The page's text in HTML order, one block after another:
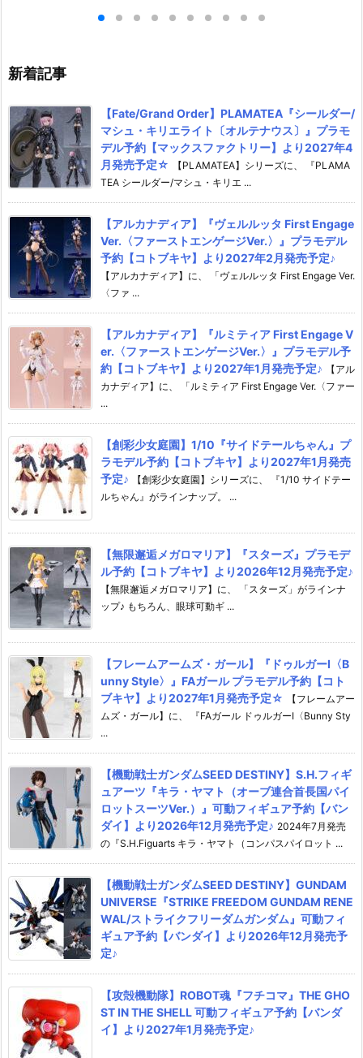
～』シュガーカップス 1/12 ドー
新着記事
【Fate/Grand Order】PLAMATEA『シールダー/
マシュ・キリエライト〔オルテナウス〕』プラモ
デル予約【マックスファクトリー】より2027年4
月発売予定☆
【PLAMATEA】シリーズに、 『PLAMA
TEA シールダー/マシュ・キリエ ...
【アルカナディア】『ヴェルルッタ First Engage
Ver.〈ファーストエンゲージVer.〉』プラモデル
予約【コトブキヤ】より2027年2月発売予定♪
【アルカナディア】に、 「ヴェルルッタ First Engage Ver.
〈ファ ...
【アルカナディア】『ルミティア First Engage V
er.〈ファーストエンゲージVer.〉』プラモデル予
約【コトブキヤ】より2027年1月発売予定♪
【アル
カナディア】に、 「ルミティア First Engage Ver.〈ファー
...
【創彩少女庭園】1/10『サイドテールちゃん』プ
ラモデル予約【コトブキヤ】より2027年1月発売
予定♪
【創彩少女庭園】シリーズに、 『1/10 サイドテー
ルちゃん』がラインナップ。 ...
【無限邂逅メガロマリア】『スターズ』プラモデ
ル予約【コトブキヤ】より2026年12月発売予定♪
【無限邂逅メガロマリア】に、 「スターズ」がラインナ
ップ♪ もちろん、眼球可動ギ ...
【フレームアームズ・ガール】『ドゥルガーI〈B
unny Style〉』FAガール プラモデル予約【コト
ブキヤ】より2027年1月発売予定☆
【フレームアー
ムズ・ガール】に、 『FAガール ドゥルガーI〈Bunny Sty
...
【機動戦士ガンダムSEED DESTINY】S.H.フィギ
ュアーツ『キラ・ヤマト（オーブ連合首長国パイ
ロットスーツVer.）』可動フィギュア予約【バン
ダイ】より2026年12月発売予定♪ 2024年7月発売
の『S.H.Figuarts キラ・ヤマト（コンパスパイロット ...
【機動戦士ガンダムSEED DESTINY】GUNDAM
UNIVERSE『STRIKE FREEDOM GUNDAM RENE
WAL/ストライクフリーダムガンダム』可動フィ
ギュア予約【バンダイ】より2026年12月発売予
定♪
【攻殻機動隊】ROBOT魂『フチコマ』THE GHO
ST IN THE SHELL 可動フィギュア予約【バンダ
イ】より2027年1月発売予定♪